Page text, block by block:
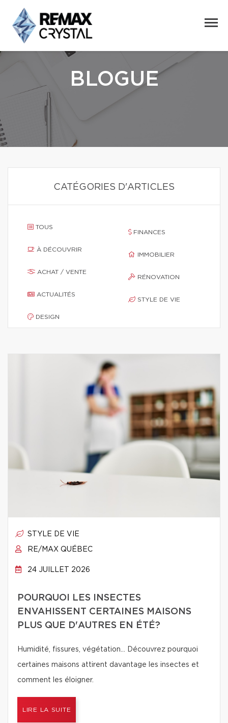
BLOGUE
CATÉGORIES D'ARTICLES
TOUS
À DÉCOUVRIR
ACHAT / VENTE
ACTUALITÉS
DESIGN
FINANCES
IMMOBILIER
RÉNOVATION
STYLE DE VIE
STYLE DE VIE
RE/MAX QUÉBEC
24 JUILLET 2026
POURQUOI LES INSECTES
ENVAHISSENT CERTAINES MAISONS
PLUS QUE D'AUTRES EN ÉTÉ?
Humidité, fissures, végétation… Découvrez pourquoi
certaines maisons attirent davantage les insectes et
comment les éloigner.
LIRE LA SUITE